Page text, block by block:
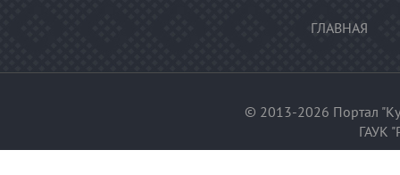
ГЛАВНАЯ
© 2013-2026 Портал
ГАУК